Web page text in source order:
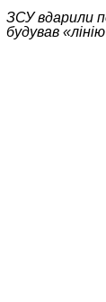
ЗСУ вдарили
будував